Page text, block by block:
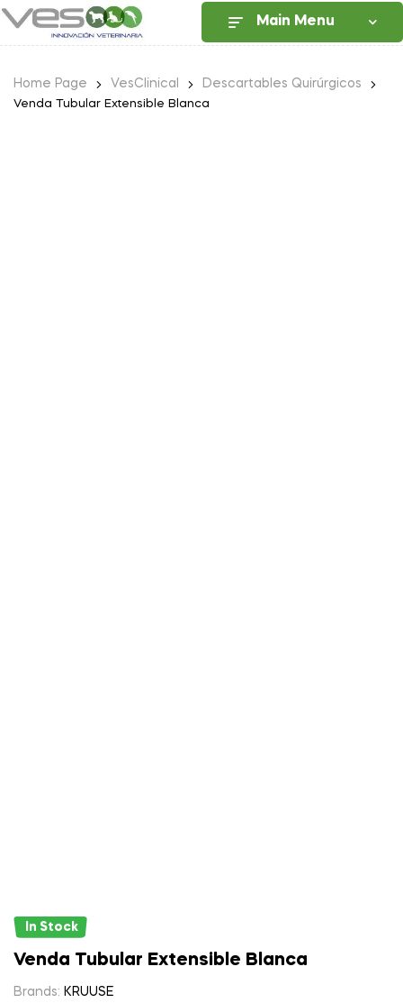
Main Menu
Home Page VesClinical Descartables Quirúrgicos
Venda Tubular Extensible Blanca
In Stock
Venda Tubular Extensible Blanca
Brands: KRUUSE